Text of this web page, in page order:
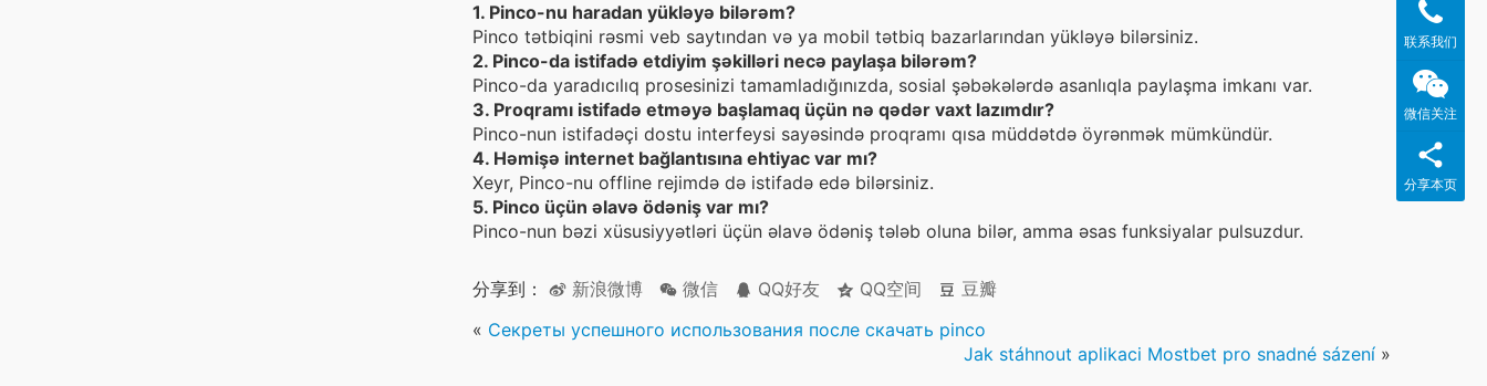
1. Pinco-nu haradan yükləyə bilərəm?
Pinco tətbiqini rəsmi veb saytından və ya mobil tətbiq bazarlarından yükləyə bilərsiniz.
2. Pinco-da istifadə etdiyim şəkilləri necə paylaşa bilərəm?
Pinco-da yaradıcılıq prosesinizi tamamladığınızda, sosial şəbəkələrdə asanlıqla paylaşma imkanı var.
3. Proqramı istifadə etməyə başlamaq üçün nə qədər vaxt lazımdır?
Pinco-nun istifadəçi dostu interfeysi sayəsində proqramı qısa müddətdə öyrənmək mümkündür.
4. Həmişə internet bağlantısına ehtiyac var mı?
Xeyr, Pinco-nu offline rejimdə də istifadə edə bilərsiniz.
5. Pinco üçün əlavə ödəniş var mı?
Pinco-nun bəzi xüsusiyyətləri üçün əlavə ödəniş tələb oluna bilər, amma əsas funksiyalar pulsuzdur.
分享到： 新浪微博 微信 QQ好友 QQ空间
豆瓣
« Секреты успешного использования после скачать pinco
Jak stáhnout aplikaci Mostbet pro snadné sázení »
联系我们
微信关注
分享本页